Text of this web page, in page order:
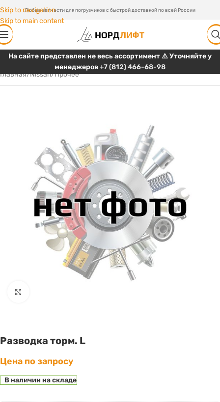
Skip to navigation
Skip to main content
Любые запчасти для погрузчиков с быстрой доставкой по всей России
На сайте представлен не весь ассортимент ⚠️ Уточняйте у
менеджеров+7 (812) 466-68-98
Главная/Nissan/Прочее
Разводка торм. L
Цена по запросу
В наличии на складе